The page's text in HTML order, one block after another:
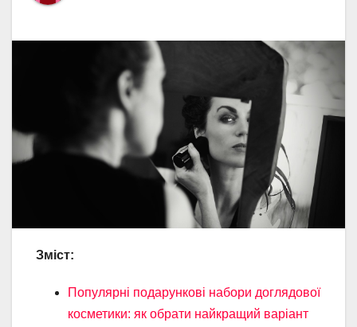
Зміст:
Популярні подарункові набори доглядової
косметики: як обрати найкращий варіант